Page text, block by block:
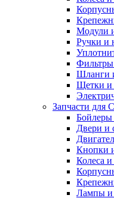
Модули
Ручки и
Шланги
Щетки и
Запчасти для
Двери и
Кнопки
Колеса
Лампы и